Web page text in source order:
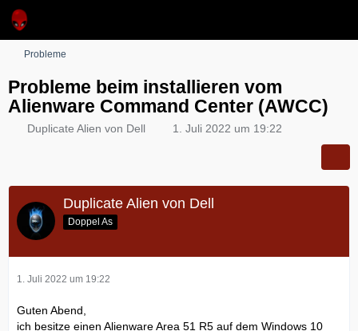
Probleme
Probleme beim installieren vom
Alienware Command Center (AWCC)
Duplicate Alien von Dell 1. Juli 2022 um 19:22
Duplicate Alien von Dell
Doppel As
1. Juli 2022 um 19:22
Guten Abend,
ich besitze einen Alienware Area 51 R5 auf dem Windows 10